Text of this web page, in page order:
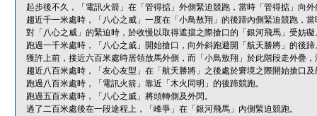
起步後不久，「電訊火箭」在「管得掂」外側緊迫競跑，當時「管得掂」向外
趨近千一米處時，「八心之威」一度在「小鳥敖翔」的後蹄內側緊迫競跑，
對「八心之威」的緊迫時，於收慢以取得遮擋之際搶口的「銀河飛馬」受妨礙
跑過一千米處時，「八心之威」開始搶口，向外斜跑避開「航天勝將」的後
獲許上前，接近六百米處時居領放馬外側，而「小鳥敖翔」於此階段走外疊
趨近八百米處時，「友心友型」在「航天勝將」之後處於窘境之際開始搶口及
跑過八百米處時，「電訊火箭」靠近「木火同明」的後蹄競跑。
跑過五百米處時，「八心之威」將頭轉側及外閃。
過了二百米處後在一段途程上，「峰爭」在「銀河飛馬」內側緊迫競跑。